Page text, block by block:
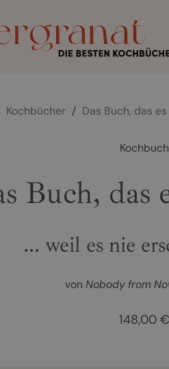
Kochbücher / Das Buch, das
Kochbuch
Buch, das
... weil es nie
vonNobody from
148,00 €